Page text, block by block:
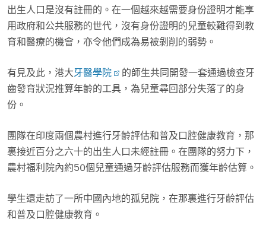
出生人口是沒有註冊的。在一個越來越需要身份證明才能享
用政府和公共服務的世代，沒有身份證明的兒童較難得到教
育和醫療的機會，亦令他們成為易被剝削的弱勢。
有見及此，港大牙醫學院
的師生共同開發一套通過檢查牙
齒發育狀況推算年齡的工具，為兒童尋回部分失落了的身
份。
團隊在印度兩個農村進行牙齡評估和普及口腔健康教育，那
裏接近百分之六十的出生人口未經註冊。在團隊的努力下，
農村福利院內約50個兒童通過牙齡評估服務而獲年齡估算。
學生還走訪了一所中國內地的孤兒院，在那裏進行牙齡評估
和普及口腔健康教育。